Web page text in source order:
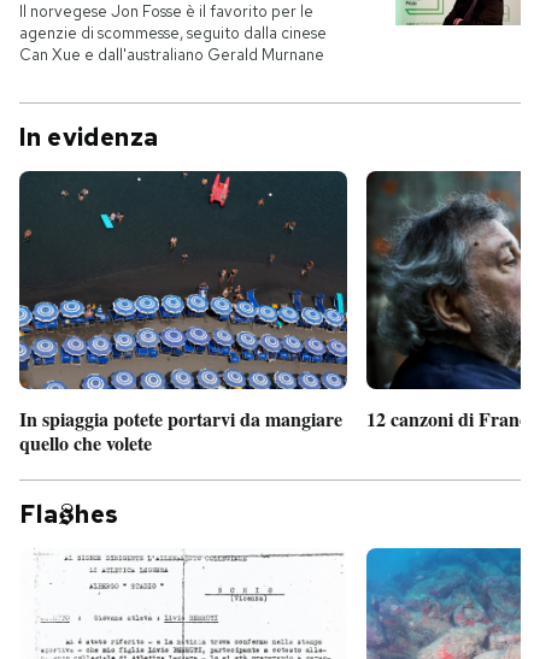
Il norvegese Jon Fosse è il favorito per le
agenzie di scommesse, seguito dalla cinese
Can Xue e dall'australiano Gerald Murnane
In evidenza
In spiaggia potete portarvi da mangiare
quello che volete
12 canzoni di
Fla hes